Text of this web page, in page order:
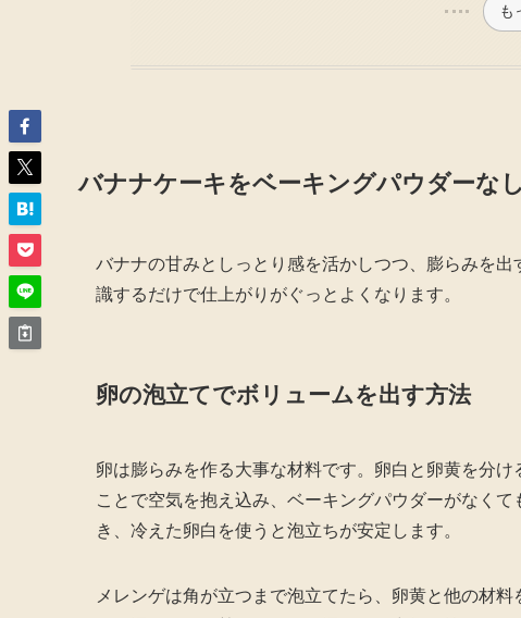
も
バナナケーキをベーキングパウダーな
バナナの甘みとしっとり感を活かしつつ、膨らみを
識するだけで仕上がりがぐっとよくなります。
卵の泡立てでボリュームを出す方法
卵は膨らみを作る大事な材料です。卵白と卵黄を分
ことで空気を抱え込み、ベーキングパウダーがなく
き、冷えた卵白を使うと泡立ちが安定します。
メレンゲは角が立つまで泡立てたら、卵黄と他の材